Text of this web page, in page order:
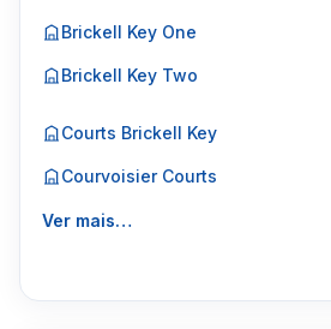
Brickell Key One
Brickell Key Two
Courts Brickell Key
Courvoisier Courts
Ver mais…